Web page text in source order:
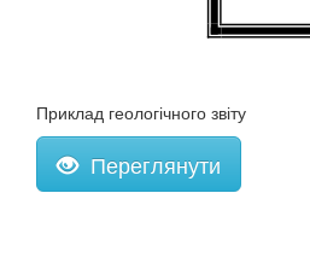
Приклад геологічного звіту
Переглянути